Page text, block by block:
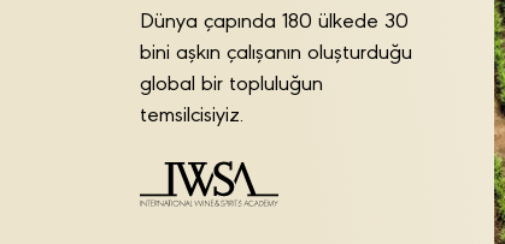
Dünya çapında 180 ülkede 30
bini aşkın çalışanın oluşturduğu
global bir topluluğun
temsilcisiyiz.